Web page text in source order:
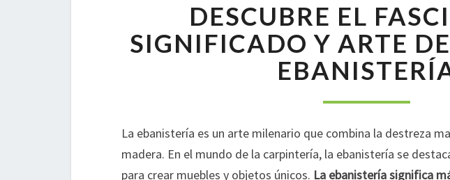
EL
FASCINANTE
SIGNIFICADO
Y
ARTE
DETRÁS
LA
DESCUBRE EL
SIGNIFICADO Y ARTE
La ebanistería es un arte milenario que combina la destreza
madera. En el mundo de la carpintería, la ebanistería se
para crear muebles y objetos únicos. La ebanistería significa